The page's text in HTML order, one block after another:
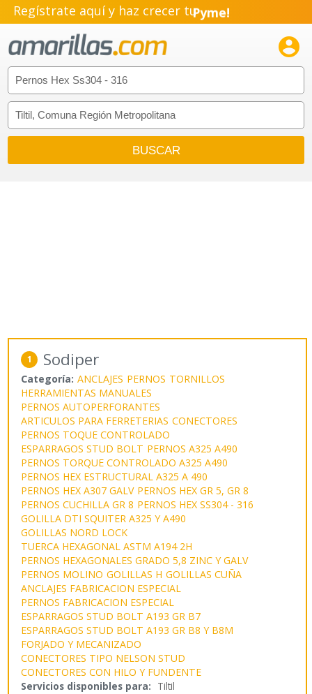
Regístrate aquí y haz crecer tuPyme!
Emprendimiento!

1 Sodiper
Categoría: ANCLAJES PERNOS TORNILLOS
HERRAMIENTAS MANUALES
PERNOS AUTOPERFORANTES
ARTICULOS PARA FERRETERIAS CONECTORES
PERNOS TOQUE CONTROLADO
ESPARRAGOS STUD BOLT PERNOS A325 A490
PERNOS TORQUE CONTROLADO A325 A490
PERNOS HEX ESTRUCTURAL A325 A 490
PERNOS HEX A307 GALV PERNOS HEX GR 5, GR 8
PERNOS CUCHILLA GR 8 PERNOS HEX SS304 - 316
GOLILLA DTI SQUITER A325 Y A490
GOLILLAS NORD LOCK
TUERCA HEXAGONAL ASTM A194 2H
PERNOS HEXAGONALES GRADO 5,8 ZINC Y GALV
PERNOS MOLINO GOLILLAS H GOLILLAS CUÑA
ANCLAJES FABRICACION ESPECIAL
PERNOS FABRICACION ESPECIAL
ESPARRAGOS STUD BOLT A193 GR B7
ESPARRAGOS STUD BOLT A193 GR B8 Y B8M
FORJADO Y MECANIZADO
CONECTORES TIPO NELSON STUD
CONECTORES CON HILO Y FUNDENTE
Servicios disponibles para: Tiltil